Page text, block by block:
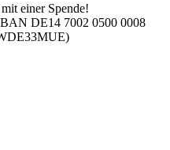
einer Spende!
DE14 7002 0500 0008